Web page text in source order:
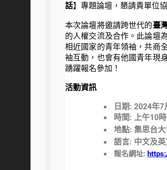
話】 專題論壇，懇請貴單位
本次論壇將邀請跨世代的臺
的人權交流及合作。 此論壇
相近國家的青年領袖，共商
袖互動， 也會有他國青年現
踴躍報名參加！
活動資訊
日期: 2024年7
時間: 上午10
地點: 集思台
語言: 中文及
報名網址: